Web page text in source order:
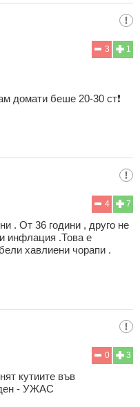
1
3
домати беше 20-30 ст❗
7
4
. От 36 години , друго не
инфлация .Това е
хавлиени чорапи .
3
0
кутиите във
- УЖАС